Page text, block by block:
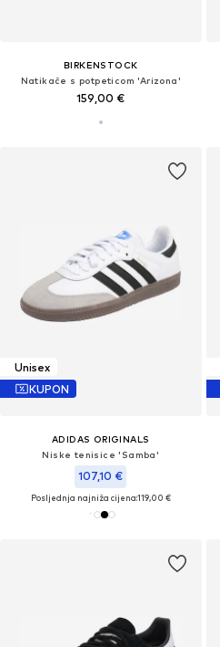
BIRKENSTOCK
Natikače s potpeticom 'Arizona'
159,00 €
Unisex
KUPON
ADIDAS ORIGINALS
Niske tenisice 'Samba'
107,10 €
Posljednja najniža cijena:119,00 €